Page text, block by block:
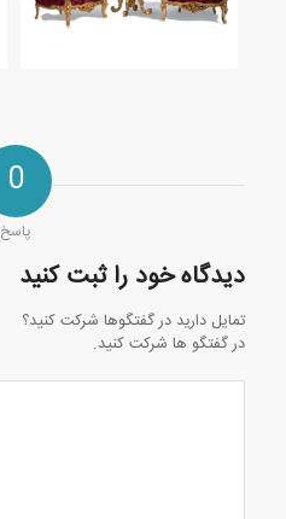
0
پاسخ
دیدگاه خود را ثبت کنید
تمایل دارید در گفتگوها شرکت کنید؟
در گفتگو ها شرکت کنید.